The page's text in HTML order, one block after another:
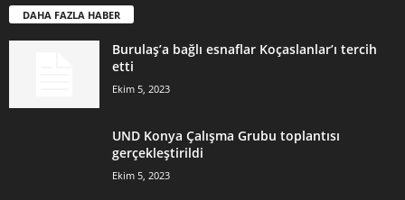
DAHA FAZLA HABER
Burulaş’a bağlı esnaflar Koçaslanlar’ı tercih
etti
Ekim 5, 2023
UND Konya Çalışma Grubu toplantısı
gerçekleştirildi
Ekim 5, 2023